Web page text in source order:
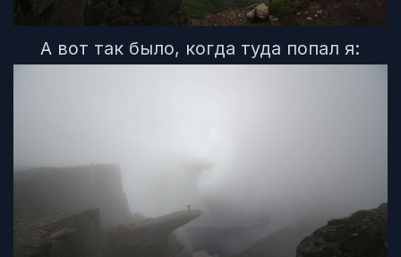
А вот так было, когда туда попал я: